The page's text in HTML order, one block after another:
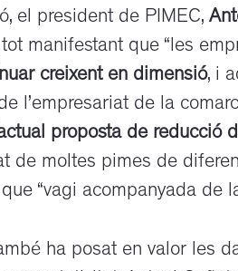
el president de PIMEC,
manifestant que “les
creixent en dimensió, i
l’empresariat de la
proposta de reducció
de moltes pimes de
“vagi acompanyada de
ha posat en valor les